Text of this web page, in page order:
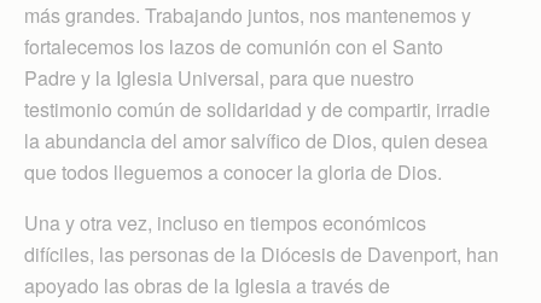
más grandes. Trabajando juntos, nos mantenemos y
fortalecemos los lazos de comunión con el Santo
Padre y la Iglesia Universal, para que nuestro
testimonio común de solidaridad y de compartir, irradie
la abundancia del amor salvífico de Dios, quien desea
que todos lleguemos a conocer la gloria de Dios.
Una y otra vez, incluso en tiempos económicos
difíciles, las personas de la Diócesis de Davenport, han
apoyado las obras de la Iglesia a través de